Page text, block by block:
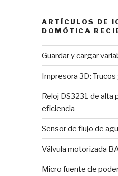
ARTÍCULOS DE
DOMÓTICA
Guardar y cargar
Impresora 3D: Trucos
Reloj DS3231 de alta
eficiencia
Sensor de flujo de
Válvula motorizada
Micro fuente de